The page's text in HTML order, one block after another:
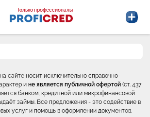
- Только профессионалы
Только профессионалы
сайте носит исключительно справочно-
и не является публичной офертой (ст. 437
банком, кредитной или микрофинансовой
займы. Все предложения - это содействие в
услуг и помощь в оформлении документов.